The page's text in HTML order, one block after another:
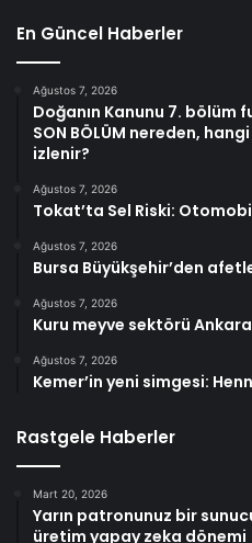
En Güncel Haberler
Ağustos 7, 2026
Doğanın Kanunu 7. bölüm
SON BÖLÜM nereden,
izlenir?
Ağustos 7, 2026
Tokat’ta Sel Riski:
Ağustos 7, 2026
Bursa Büyükşehir’den
Ağustos 7, 2026
Kuru meyve sektörü
Ağustos 7, 2026
Kemer’in yeni simgesi:
Rastgele Haberler
Mart 20, 2026
Yarın patronunuz bir
üretim yapay zeka dönemi